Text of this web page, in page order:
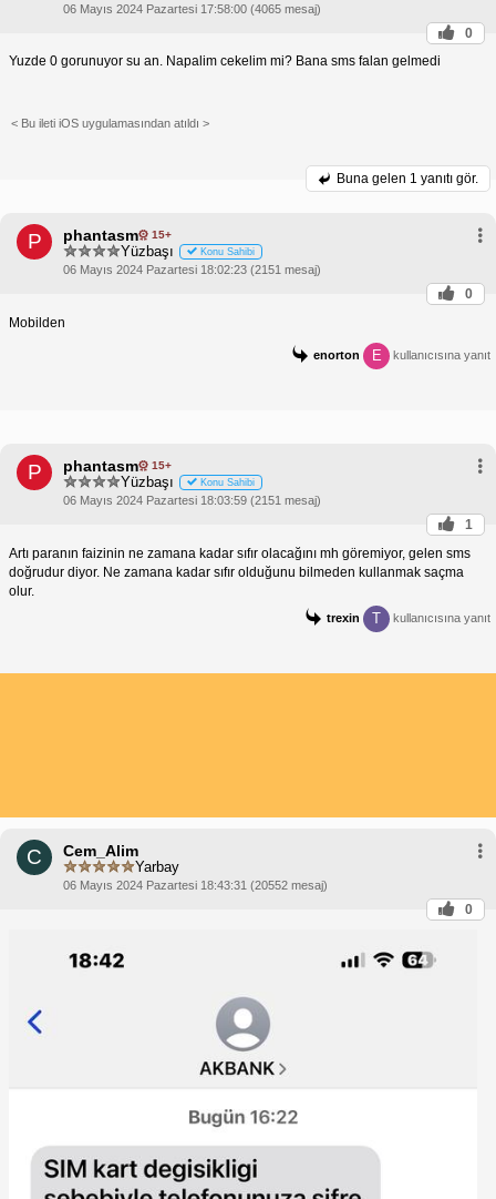
06 Mayıs 2024 Pazartesi 17:58:00 (4065 mesaj)
0
Yuzde 0 gorunuyor su an. Napalim cekelim mi? Bana sms falan gelmedi
< Bu ileti iOS uygulamasından atıldı >
Buna gelen 1 yanıtı gör.
P phantasm 15+
Yüzbaşı Konu Sahibi
06 Mayıs 2024 Pazartesi 18:02:23 (2151 mesaj)
0
Mobilden
enorton E kullanıcısına yanıt
P phantasm 15+
Yüzbaşı Konu Sahibi
06 Mayıs 2024 Pazartesi 18:03:59 (2151 mesaj)
1
Artı paranın faizinin ne zamana kadar sıfır olacağını mh göremiyor, gelen sms
doğrudur diyor. Ne zamana kadar sıfır olduğunu bilmeden kullanmak saçma
olur.
trexin T kullanıcısına yanıt
C Cem_Alim
Yarbay
06 Mayıs 2024 Pazartesi 18:43:31 (20552 mesaj)
0